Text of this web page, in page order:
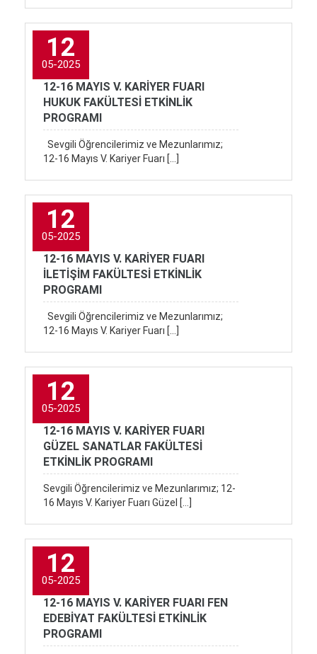
12
05-2025
12-16 MAYIS V. KARİYER FUARI
HUKUK FAKÜLTESİ ETKİNLİK
PROGRAMI
Sevgili Öğrencilerimiz ve Mezunlarımız;
12-16 Mayıs V. Kariyer Fuarı […]
12
05-2025
12-16 MAYIS V. KARİYER FUARI
İLETİŞİM FAKÜLTESİ ETKİNLİK
PROGRAMI
Sevgili Öğrencilerimiz ve Mezunlarımız;
12-16 Mayıs V. Kariyer Fuarı […]
12
05-2025
12-16 MAYIS V. KARİYER FUARI
GÜZEL SANATLAR FAKÜLTESİ
ETKİNLİK PROGRAMI
Sevgili Öğrencilerimiz ve Mezunlarımız; 12-
16 Mayıs V. Kariyer Fuarı Güzel […]
12
05-2025
12-16 MAYIS V. KARİYER FUARI FEN
EDEBİYAT FAKÜLTESİ ETKİNLİK
PROGRAMI